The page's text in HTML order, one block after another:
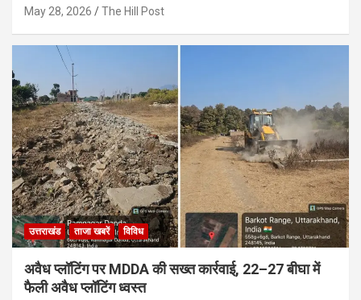
May 28, 2026 The Hill Post
उत्तराखंड ताजा खबरें विविध
अवैध प्लॉटिंग पर MDDA की सख्त कार्रवाई, 22–27 बीघा में
फैली अवैध प्लॉटिंग ध्वस्त